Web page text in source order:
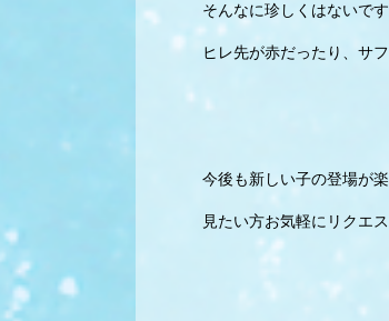
そんなに珍しくはないで
ヒレ先が赤だったり、サ
今後も新しい子の登場が
見たい方お気軽にリクエ